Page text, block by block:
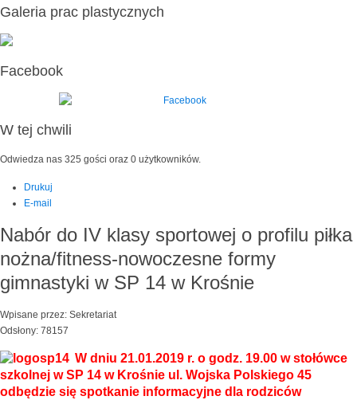
Galeria prac plastycznych
Facebook
W tej chwili
Odwiedza nas 325 gości oraz 0 użytkowników.
Drukuj
E-mail
Nabór do IV klasy sportowej o profilu piłka
nożna/fitness-nowoczesne formy
gimnastyki w SP 14 w Krośnie
Wpisane przez: Sekretariat
Odsłony: 78157
W dniu 21.01.2019 r. o godz. 19.00 w stołówce
szkolnej w SP 14 w Krośnie ul. Wojska Polskiego 45
odbędzie się spotkanie informacyjne dla rodziców